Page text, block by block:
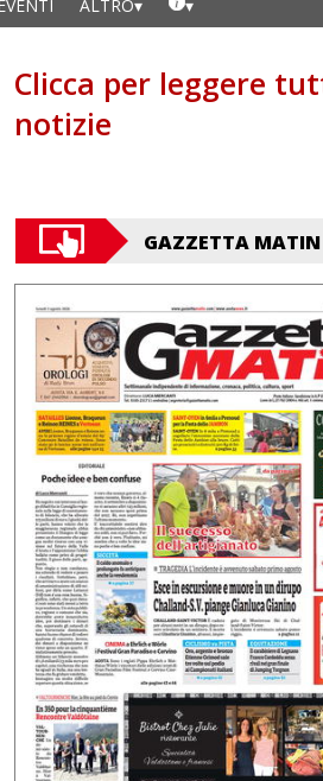
ALTRO
Clicca per leggere
notizie
GAZZETTA MATIN